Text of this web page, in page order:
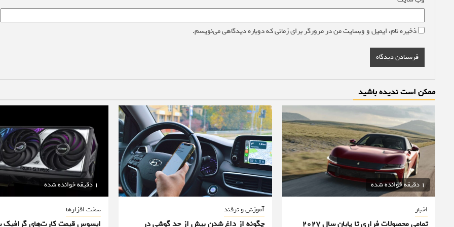
ذخیره نام، ایمیل و وبسایت من در مرورگر برای زمانی که دوباره دیدگاهی می‌نویسم.
ممکن است ندیده باشید
1 دقیقه خوانده شده
اخبار
تمامی محصولات فراری تا پایان سال ۲۰۲۷
آموزش و ترفند
چگونه از داغ شدن بیش از حد گوشی در
1 دقیقه خوانده شده
سخت افزارها